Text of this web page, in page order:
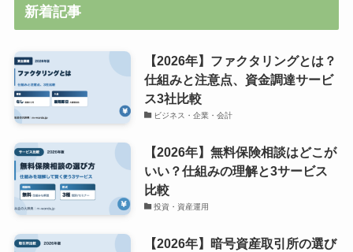
新着記事
【2026年】ファクタリングとは？
仕組みと注意点、資金調達サービ
ス3社比較
ビジネス・企業・会計
【2026年】無料保険相談はどこが
いい？仕組みの理解と3サービス
比較
投資・資産運用
【2026年】暗号資産取引所の選び